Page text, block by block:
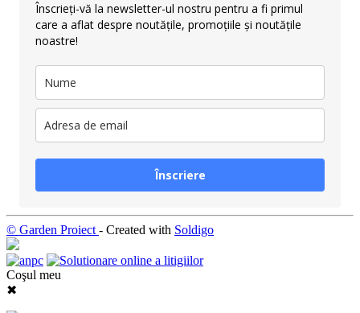
Înscrieți-vă la newsletter-ul nostru pentru a fi primul
care a aflat despre noutățile, promoțiile și noutățile
noastre!
Înscriere
© Garden Proiect - Created with Soldigo
Coşul meu
✖